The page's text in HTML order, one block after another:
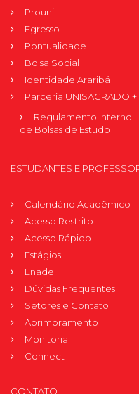
Prouni
Egresso
Pontualidade
Bolsa Social
Identidade Araribá
Parceria UNISAGRADO
Regulamento Interno
de Bolsas de Estudo
ESTUDANTES E
Calendário Acadêmico
Acesso Restrito
Acesso Rápido
Estágios
Enade
Dúvidas Frequentes
Setores e Contato
Aprimoramento
Monitoria
Connect
CONTATO